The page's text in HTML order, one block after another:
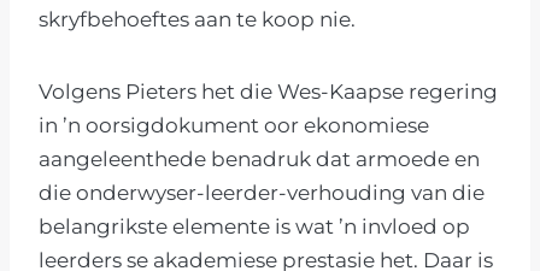
skryfbehoeftes aan te koop nie.
Volgens Pieters het die Wes-Kaapse regering
in ’n oorsigdokument oor ekonomiese
aangeleenthede benadruk dat armoede en
die onderwyser-leerder-verhouding van die
belangrikste elemente is wat ’n invloed op
leerders se akademiese prestasie het. Daar is